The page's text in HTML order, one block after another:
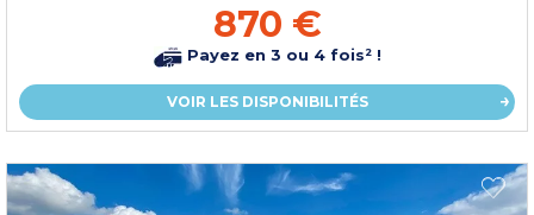
870 €
Payez en 3 ou 4 fois² !
VOIR LES DISPONIBILITÉS